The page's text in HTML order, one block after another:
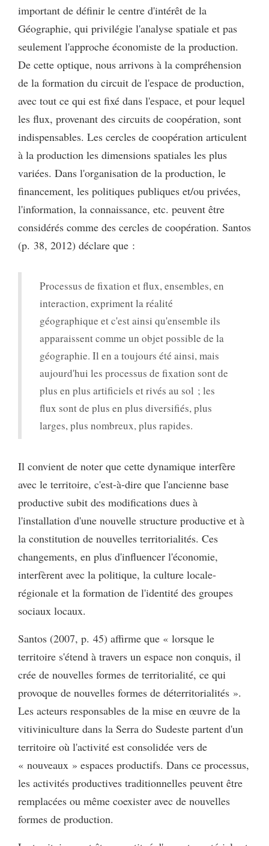
important de définir le centre d'intérêt de la
Géographie, qui privilégie l'analyse spatiale et pas
seulement l'approche économiste de la production.
De cette optique, nous arrivons à la compréhension
de la formation du circuit de l'espace de production,
avec tout ce qui est fixé dans l'espace, et pour lequel
les flux, provenant des circuits de coopération, sont
indispensables. Les cercles de coopération articulent
à la production les dimensions spatiales les plus
variées. Dans l'organisation de la production, le
financement, les politiques publiques et/ou privées,
l'information, la connaissance, etc. peuvent être
considérés comme des cercles de coopération. Santos
(p. 38, 2012) déclare que :
Processus de fixation et flux, ensembles, en
interaction, expriment la réalité
géographique et c'est ainsi qu'ensemble ils
apparaissent comme un objet possible de la
géographie. Il en a toujours été ainsi, mais
aujourd'hui les processus de fixation sont de
plus en plus artificiels et rivés au sol ; les
flux sont de plus en plus diversifiés, plus
larges, plus nombreux, plus rapides.
Il convient de noter que cette dynamique interfère
avec le territoire, c'est-à-dire que l'ancienne base
productive subit des modifications dues à
l'installation d'une nouvelle structure productive et à
la constitution de nouvelles territorialités. Ces
changements, en plus d'influencer l'économie,
interfèrent avec la politique, la culture locale-
régionale et la formation de l'identité des groupes
sociaux locaux.
Santos (2007, p. 45) affirme que « lorsque le
territoire s'étend à travers un espace non conquis, il
crée de nouvelles formes de territorialité, ce qui
provoque de nouvelles formes de déterritorialités ».
Les acteurs responsables de la mise en œuvre de la
vitiviniculture dans la Serra do Sudeste partent d'un
territoire où l'activité est consolidée vers de
« nouveaux » espaces productifs. Dans ce processus,
les activités productives traditionnelles peuvent être
remplacées ou même coexister avec de nouvelles
formes de production.